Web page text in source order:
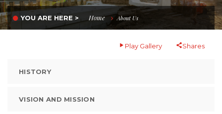
YOU ARE HERE > Home About Us
Play Gallery Shares
HISTORY
VISION AND MISSION